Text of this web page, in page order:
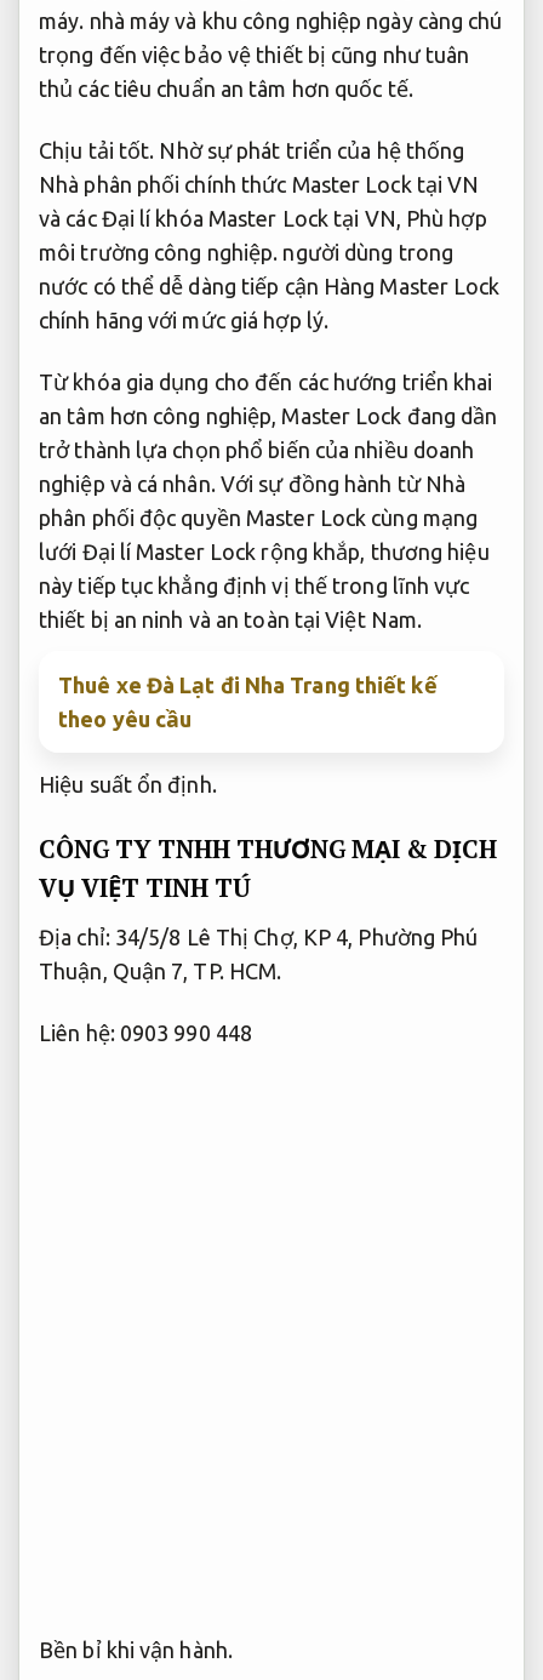
máy. nhà máy và khu công nghiệp ngày càng chú
trọng đến việc bảo vệ thiết bị cũng như tuân
thủ các tiêu chuẩn an tâm hơn quốc tế.
Chịu tải tốt. Nhờ sự phát triển của hệ thống
Nhà phân phối chính thức Master Lock tại VN
và các Đại lí khóa Master Lock tại VN, Phù hợp
môi trường công nghiệp. người dùng trong
nước có thể dễ dàng tiếp cận Hàng Master Lock
chính hãng với mức giá hợp lý.
Từ khóa gia dụng cho đến các hướng triển khai
an tâm hơn công nghiệp, Master Lock đang dần
trở thành lựa chọn phổ biến của nhiều doanh
nghiệp và cá nhân. Với sự đồng hành từ Nhà
phân phối độc quyền Master Lock cùng mạng
lưới Đại lí Master Lock rộng khắp, thương hiệu
này tiếp tục khẳng định vị thế trong lĩnh vực
thiết bị an ninh và an toàn tại Việt Nam.
Thuê xe Đà Lạt đi Nha Trang thiết kế
theo yêu cầu
Hiệu suất ổn định.
CÔNG TY TNHH THƯƠNG MẠI & DỊCH
VỤ VIỆT TINH TÚ
Địa chỉ: 34/5/8 Lê Thị Chợ, KP 4, Phường Phú
Thuận, Quận 7, TP. HCM.
Liên hệ: 0903 990 448
Bền bỉ khi vận hành.